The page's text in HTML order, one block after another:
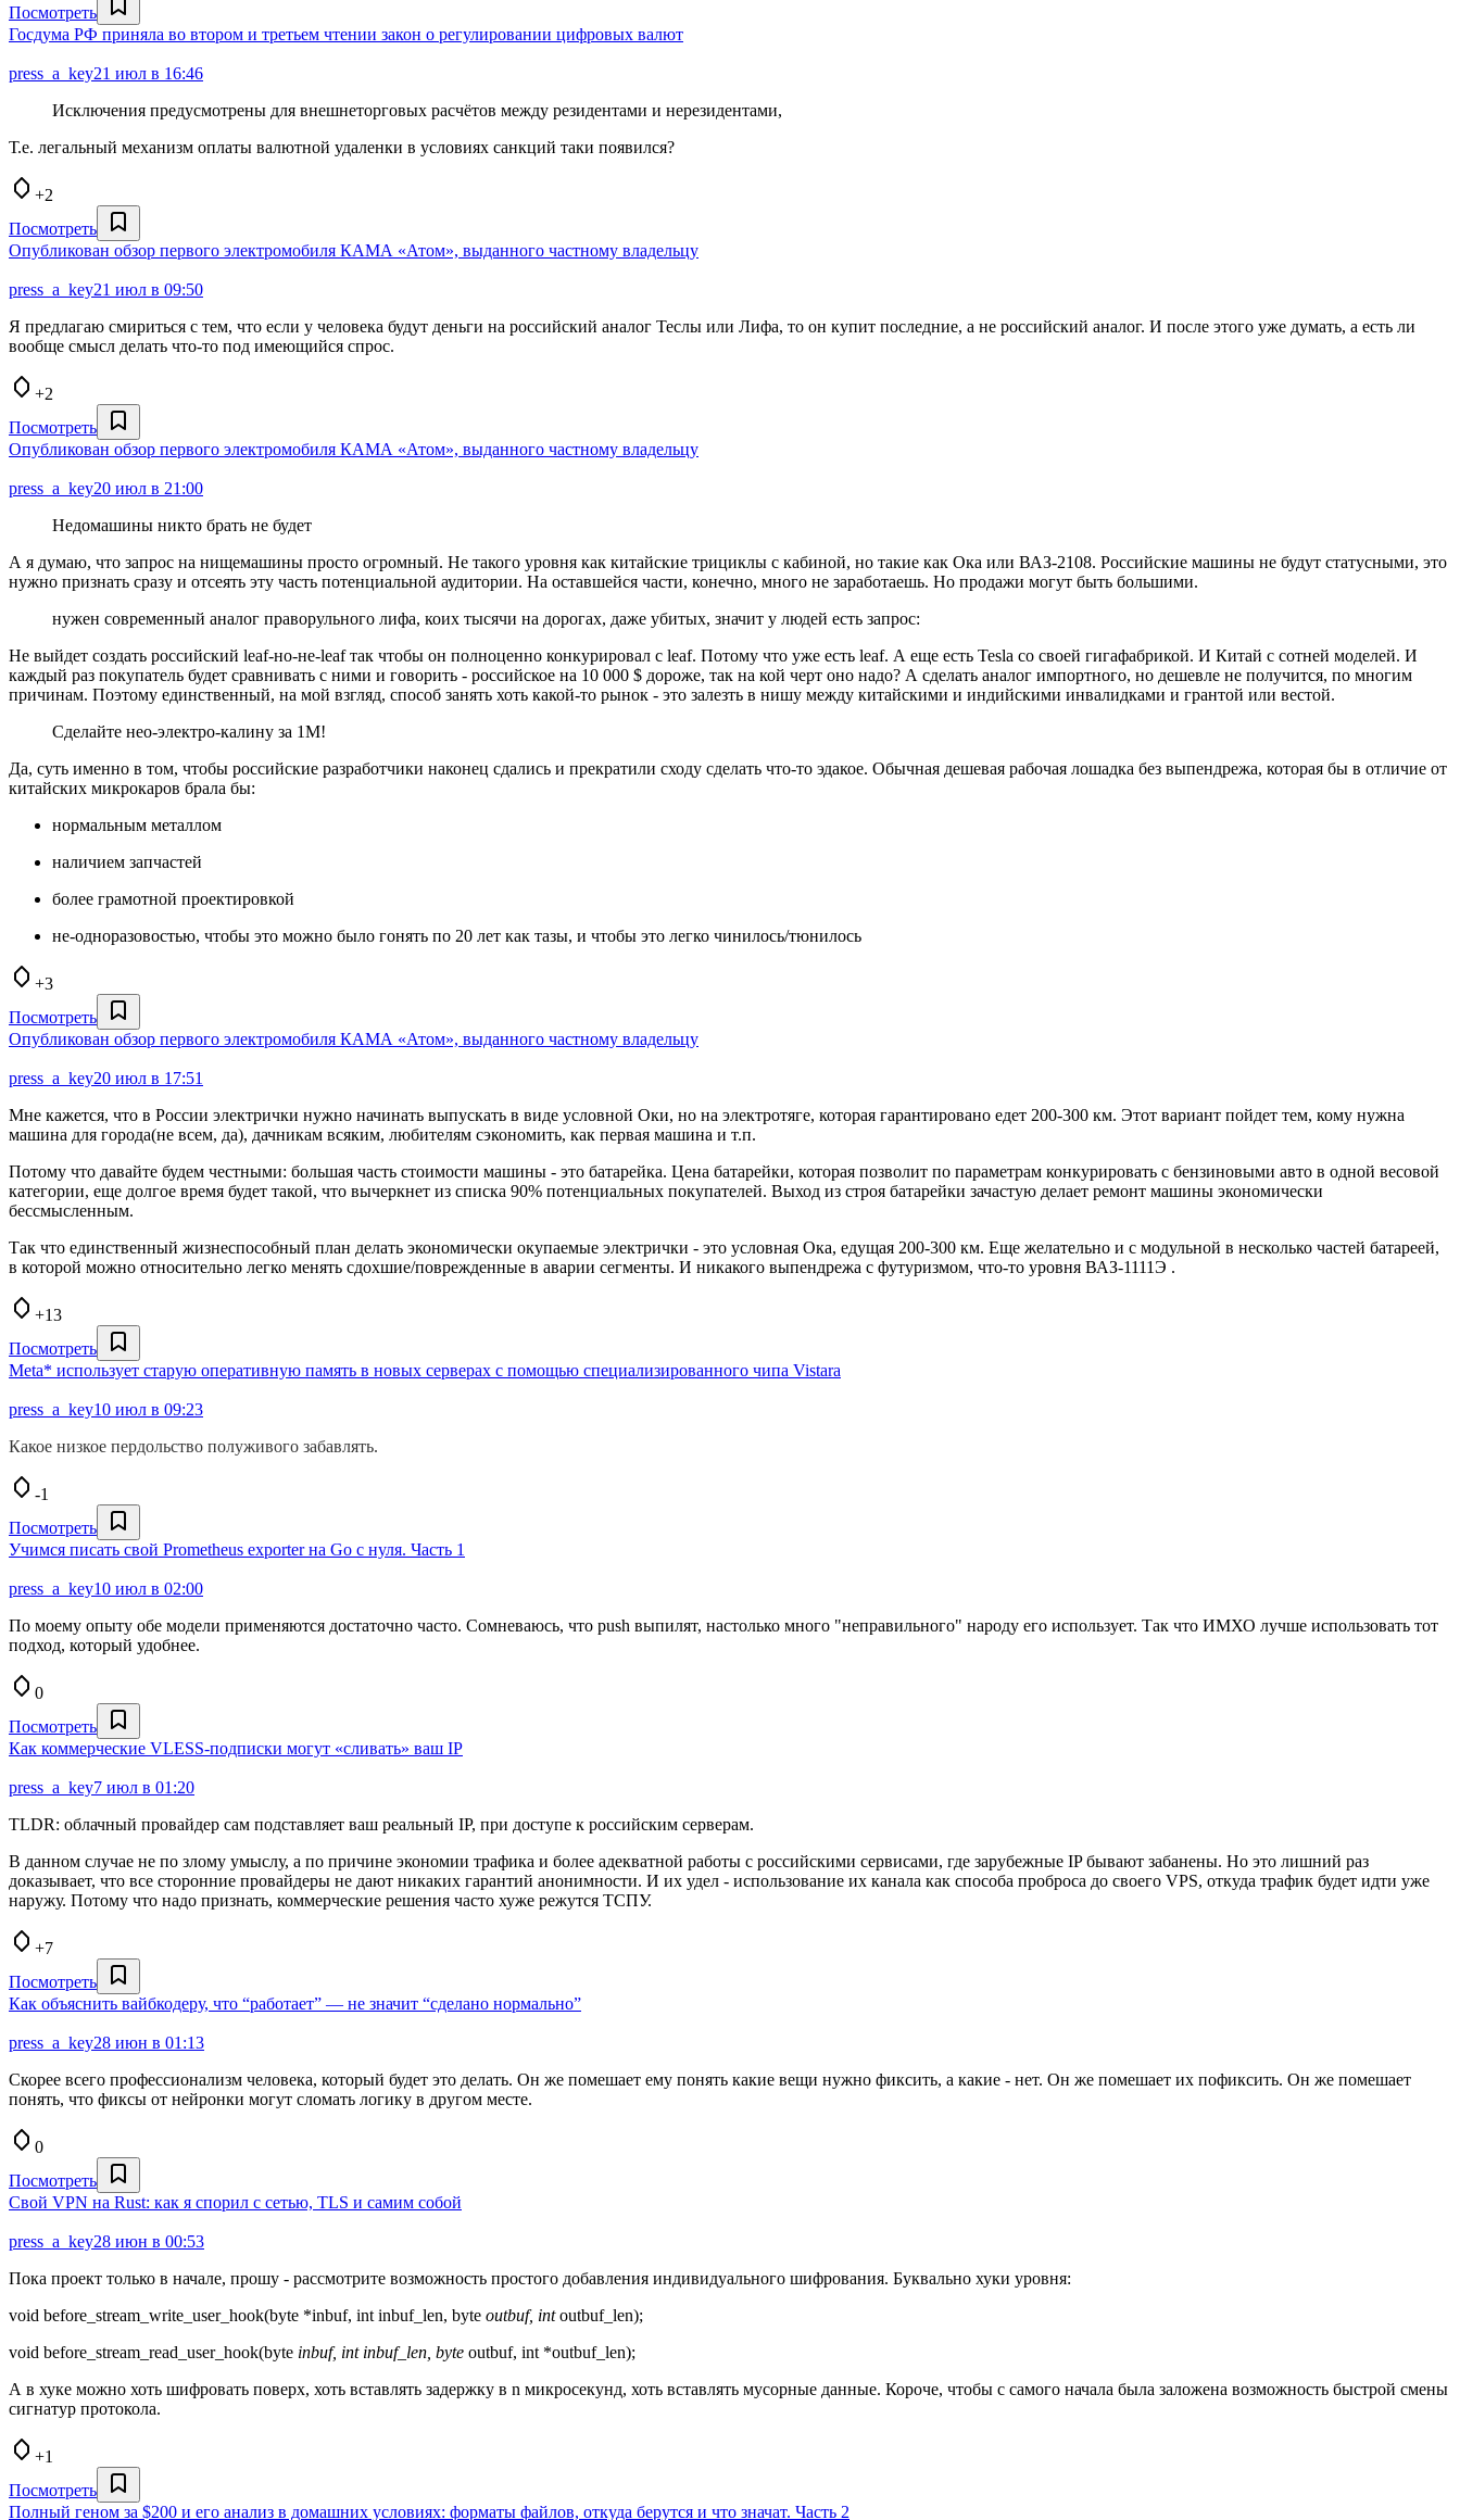
Посмотреть
Госдума РФ приняла во втором и третьем чтении закон о регулировании цифровых валют
press_a_key21 июл в 16:46
Исключения предусмотрены для внешнеторговых расчётов между резидентами и нерезидентами,
Т.е. легальный механизм оплаты валютной удаленки в условиях санкций таки появился?
+2
Посмотреть
Опубликован обзор первого электромобиля КАМА «Атом», выданного частному владельцу
press_a_key21 июл в 09:50
Я предлагаю смириться с тем, что если у человека будут деньги на российский аналог Теслы или Лифа, то он купит последние, а не российский аналог. И после этого уже думать, а есть ли
вообще смысл делать что-то под имеющийся спрос.
+2
Посмотреть
Опубликован обзор первого электромобиля КАМА «Атом», выданного частному владельцу
press_a_key20 июл в 21:00
Недомашины никто брать не будет
А я думаю, что запрос на нищемашины просто огромный. Не такого уровня как китайские трициклы с кабиной, но такие как Ока или ВАЗ-2108. Российские машины не будут статусными, это
нужно признать сразу и отсеять эту часть потенциальной аудитории. На оставшейся части, конечно, много не заработаешь. Но продажи могут быть большими.
нужен современный аналог праворульного лифа, коих тысячи на дорогах, даже убитых, значит у людей есть запрос:
Не выйдет создать российский leaf-но-не-leaf так чтобы он полноценно конкурировал с leaf. Потому что уже есть leaf. А еще есть Tesla со своей гигафабрикой. И Китай с сотней моделей. И
каждый раз покупатель будет сравнивать с ними и говорить - российское на 10 000 $ дороже, так на кой черт оно надо? А сделать аналог импортного, но дешевле не получится, по многим
причинам. Поэтому единственный, на мой взгляд, способ занять хоть какой-то рынок - это залезть в нишу между китайскими и индийскими инвалидками и грантой или вестой.
Сделайте нео-электро-калину за 1М!
Да, суть именно в том, чтобы российские разработчики наконец сдались и прекратили сходу сделать что-то эдакое. Обычная дешевая рабочая лошадка без выпендрежа, которая бы в отличие от
китайских микрокаров брала бы:
нормальным металлом
наличием запчастей
более грамотной проектировкой
не-одноразовостью, чтобы это можно было гонять по 20 лет как тазы, и чтобы это легко чинилось/тюнилось
+3
Посмотреть
Опубликован обзор первого электромобиля КАМА «Атом», выданного частному владельцу
press_a_key20 июл в 17:51
Мне кажется, что в России электрички нужно начинать выпускать в виде условной Оки, но на электротяге, которая гарантировано едет 200-300 км. Этот вариант пойдет тем, кому нужна
машина для города(не всем, да), дачникам всяким, любителям сэкономить, как первая машина и т.п.
Потому что давайте будем честными: большая часть стоимости машины - это батарейка. Цена батарейки, которая позволит по параметрам конкурировать с бензиновыми авто в одной весовой
категории, еще долгое время будет такой, что вычеркнет из списка 90% потенциальных покупателей. Выход из строя батарейки зачастую делает ремонт машины экономически
бессмысленным.
Так что единственный жизнеспособный план делать экономически окупаемые электрички - это условная Ока, едущая 200-300 км. Еще желательно и с модульной в несколько частей батареей,
в которой можно относительно легко менять сдохшие/поврежденные в аварии сегменты. И никакого выпендрежа с футуризмом, что-то уровня ВАЗ-1111Э .
+13
Посмотреть
Meta* использует старую оперативную память в новых серверах с помощью специализированного чипа Vistara
press_a_key10 июл в 09:23
Какое низкое пердольство полуживого забавлять.
-1
Посмотреть
Учимся писать свой Prometheus exporter на Go с нуля. Часть 1
press_a_key10 июл в 02:00
По моему опыту обе модели применяются достаточно часто. Сомневаюсь, что push выпилят, настолько много "неправильного" народу его использует. Так что ИМХО лучше использовать тот
подход, который удобнее.
0
Посмотреть
Как коммерческие VLESS-подписки могут «сливать» ваш IP
press_a_key7 июл в 01:20
TLDR: облачный провайдер сам подставляет ваш реальный IP, при доступе к российским серверам.
В данном случае не по злому умыслу, а по причине экономии трафика и более адекватной работы с российскими сервисами, где зарубежные IP бывают забанены. Но это лишний раз
доказывает, что все сторонние провайдеры не дают никаких гарантий анонимности. И их удел - использование их канала как способа проброса до своего VPS, откуда трафик будет идти уже
наружу. Потому что надо признать, коммерческие решения часто хуже режутся ТСПУ.
+7
Посмотреть
Как объяснить вайбкодеру, что “работает” — не значит “сделано нормально”
press_a_key28 июн в 01:13
Скорее всего профессионализм человека, который будет это делать. Он же помешает ему понять какие вещи нужно фиксить, а какие - нет. Он же помешает их пофиксить. Он же помешает
понять, что фиксы от нейронки могут сломать логику в другом месте.
0
Посмотреть
Свой VPN на Rust: как я спорил с сетью, TLS и самим собой
press_a_key28 июн в 00:53
Пока проект только в начале, прошу - рассмотрите возможность простого добавления индивидуального шифрования. Буквально хуки уровня:
void before_stream_write_user_hook(byte *inbuf, int inbuf_len, byte outbuf, intoutbuf_len);
void before_stream_read_user_hook(byte inbuf, int inbuf_len, byte outbuf, int *outbuf_len);
А в хуке можно хоть шифровать поверх, хоть вставлять задержку в n микросекунд, хоть вставлять мусорные данные. Короче, чтобы с самого начала была заложена возможность быстрой смены
сигнатур протокола.
+1
Посмотреть
Полный геном за $200 и его анализ в домашних условиях: форматы файлов, откуда берутся и что значат. Часть 2